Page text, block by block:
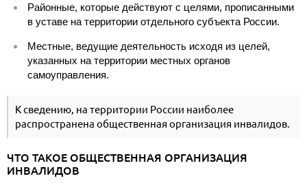
Районные, которые действуют с целями, прописанными
в уставе на территории отдельного субъекта России.
Местные, ведущие деятельность исходя из целей,
указанных на территории местных органов
самоуправления.
К сведению, на территории России наиболее
распространена общественная организация инвалидов.
ЧТО ТАКОЕ ОБЩЕСТВЕННАЯ ОРГАНИЗАЦИЯ
ИНВАЛИДОВ